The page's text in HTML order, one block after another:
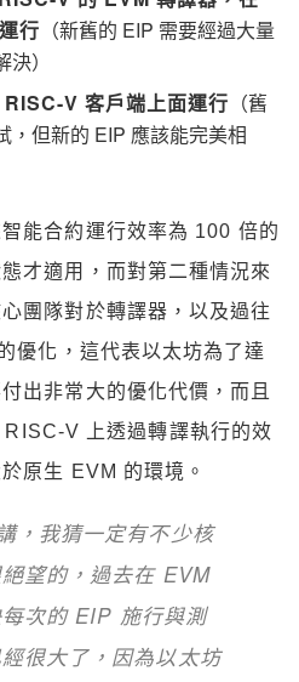
行 （新舊的 EIP 需要經過大量
）
V 客戶端上面運行 （舊
，但新的 EIP 應該能完美相
能合約運行效率為 100 倍的
才適用，而對第二種情況來
團隊對於轉譯器，以及過往
優化，這代表以太坊為了達
出非常大的優化代價，而且
V 上透過轉譯執行的效
原生 EVM 的環境。
，我猜一定有不少核
望的，過去在 EVM
次的 EIP 施行與測
很大了，因為以太坊